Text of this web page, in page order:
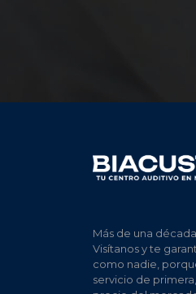
Más de una
Visítanos y te
como nadie,
servicio de